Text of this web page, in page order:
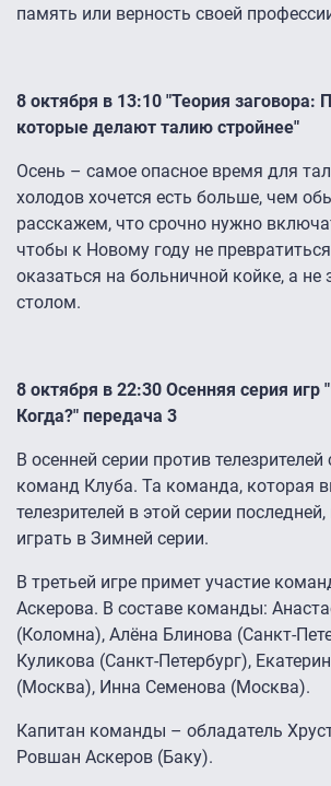
память или верность своей
8 октября в 13:10 "Теория заговора:
которые делают талию стройнее"
Осень – самое опасное время для
холодов хочется есть больше, чем
расскажем, что срочно нужно
чтобы к Новому году не
оказаться на больничной койке, а
столом.
8 октября в 22:30 Осенняя серия игр
Когда?" передача 3
В осенней серии против
команд Клуба. Та команда, которая
телезрителей в этой серии
играть в Зимней серии.
В третьей игре примет участие
Аскерова. В составе команды:
(Коломна), Алёна Блинова (Санкт-
Куликова (Санкт-Петербург),
(Москва), Инна Семенова (Москва).
Капитан команды – обладатель
Ровшан Аскеров (Баку).